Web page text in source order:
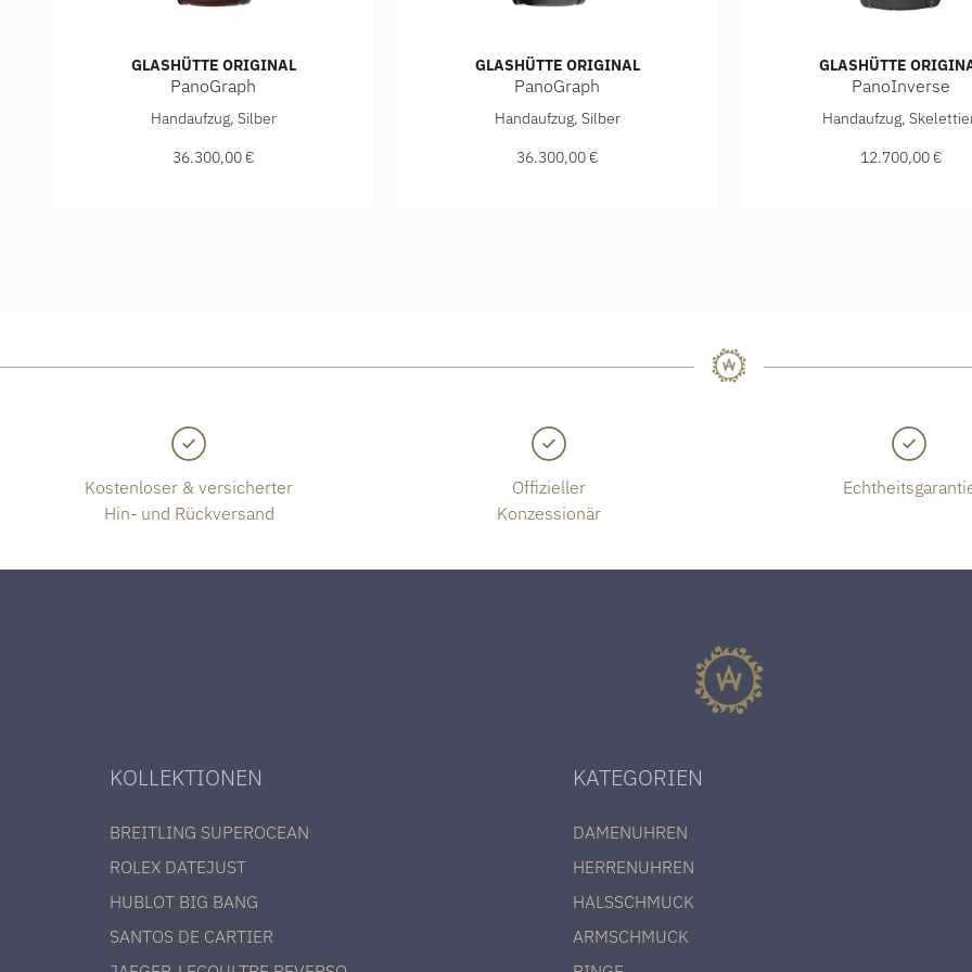
GLASHÜTTE ORIGINAL
PanoGraph
Glashütte Original PanoGraph, Ref: 1-61-03-25-15-05, Preis: 36.300,00 €
Handaufzug, Silber
36.300,00 €
GLASHÜTTE ORIGINAL
PanoGraph
Glashütte Original PanoGraph, Ref: 1-61-03-25-15-04, Preis: 36.300,00
Handaufzug, Silber
36.300,00 €
GLASHÜTTE
PanoInverse
Glashütte Original
Handaufzug,
12.700,00 €
Kostenloser & versicherter
Hin- und Rückversand
Offizieller
Konzessionär
KOLLEKTIONEN
BREITLING SUPEROCEAN
ROLEX DATEJUST
HUBLOT BIG BANG
SANTOS DE CARTIER
KATEGORIEN
DAMENUHREN
HERRENUHREN
HALSSCHMUCK
ARMSCHMUCK